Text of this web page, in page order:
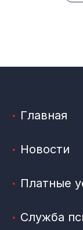
Главная
Новости
Платные
Служба